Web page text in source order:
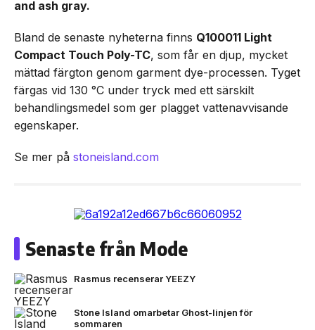
and ash gray.
Bland de senaste nyheterna finns Q100011 Light
Compact Touch Poly-TC, som får en djup, mycket
mättad färgton genom garment dye-processen. Tyget
färgas vid 130 °C under tryck med ett särskilt
behandlingsmedel som ger plagget vattenavvisande
egenskaper.
Se mer på stoneisland.com
Senaste från Mode
Rasmus recenserar YEEZY
Stone Island omarbetar Ghost-linjen för
sommaren